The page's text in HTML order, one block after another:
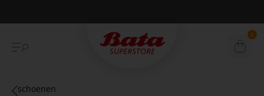
Betaal achteraf met Klarna 0
schoenen